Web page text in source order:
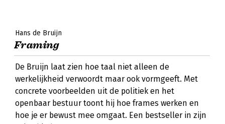
Hans de Bruijn
Framing
De Bruijn laat zien hoe taal niet alleen de
werkelijkheid verwoordt maar ook vormgeeft. Met
concrete voorbeelden uit de politiek en het
openbaar bestuur toont hij hoe frames werken en
hoe je er bewust mee omgaat. Een bestseller in zijn